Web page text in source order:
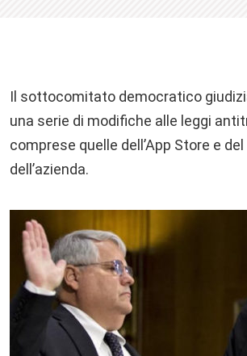
Il sottocomitato democratico
una serie di modifiche alle leggi
comprese quelle dell’App Store e
dell’azienda.